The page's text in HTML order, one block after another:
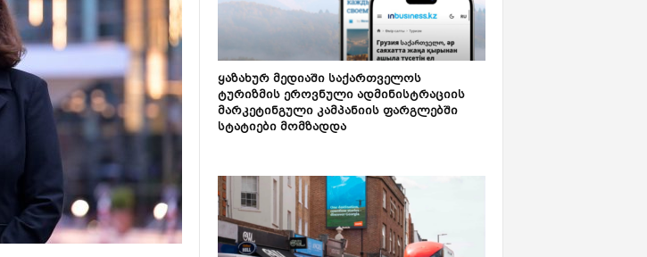
ყაზახურ მედიაში საქართველოს
ტურიზმის ეროვნული ადმინისტრაციის
მარკეტინგული კამპანიის ფარგლებში
სტატიები მომზადდა